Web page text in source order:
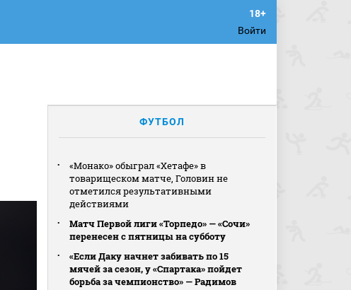
Войти
ФУТБОЛ
«Монако» обыграл «Хетафе» в
товарищеском матче, Головин не
отметился результативными
действиями
Матч Первой лиги «Торпедо» — «Сочи»
перенесен с пятницы на субботу
«Если Даку начнет забивать по 15
мячей за сезон, у «Спартака» пойдет
борьба за чемпионство» — Радимов